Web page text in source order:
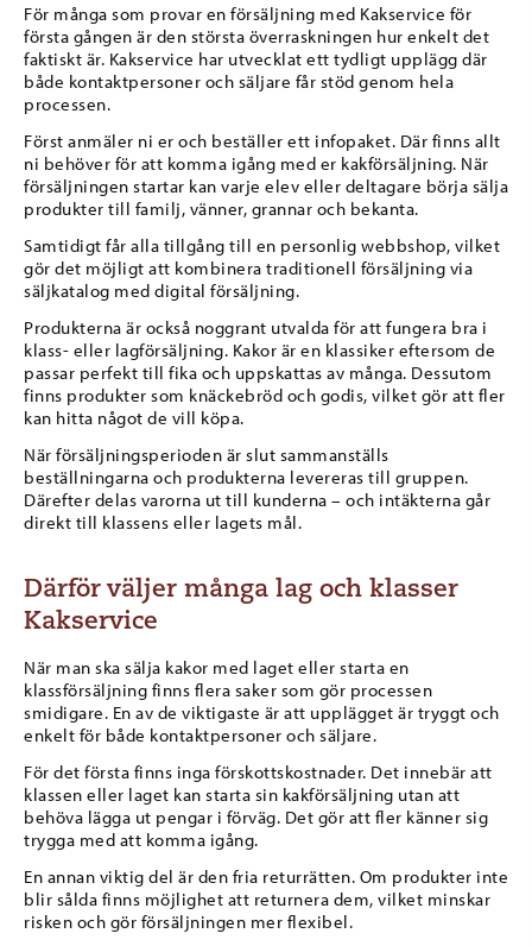
För många som provar en försäljning med Kakservice för
första gången är den största överraskningen hur enkelt det
faktiskt är. Kakservice har utvecklat ett tydligt upplägg där
både kontaktpersoner och säljare får stöd genom hela
processen.
Först anmäler ni er och beställer ett infopaket. Där finns allt
ni behöver för att komma igång med er kakförsäljning. När
försäljningen startar kan varje elev eller deltagare börja sälja
produkter till familj, vänner, grannar och bekanta.
Samtidigt får alla tillgång till en personlig webbshop, vilket
gör det möjligt att kombinera traditionell försäljning via
säljkatalog med digital försäljning.
Produkterna är också noggrant utvalda för att fungera bra i
klass- eller lagförsäljning. Kakor är en klassiker eftersom de
passar perfekt till fika och uppskattas av många. Dessutom
finns produkter som knäckebröd och godis, vilket gör att fler
kan hitta något de vill köpa.
När försäljningsperioden är slut sammanställs
beställningarna och produkterna levereras till gruppen.
Därefter delas varorna ut till kunderna – och intäkterna går
direkt till klassens eller lagets mål.
Därför väljer många lag och klasser
Kakservice
När man ska sälja kakor med laget eller starta en
klassförsäljning finns flera saker som gör processen
smidigare. En av de viktigaste är att upplägget är tryggt och
enkelt för både kontaktpersoner och säljare.
För det första finns inga förskottskostnader. Det innebär att
klassen eller laget kan starta sin kakförsäljning utan att
behöva lägga ut pengar i förväg. Det gör att fler känner sig
trygga med att komma igång.
En annan viktig del är den fria returrätten. Om produkter inte
blir sålda finns möjlighet att returnera dem, vilket minskar
risken och gör försäljningen mer flexibel.